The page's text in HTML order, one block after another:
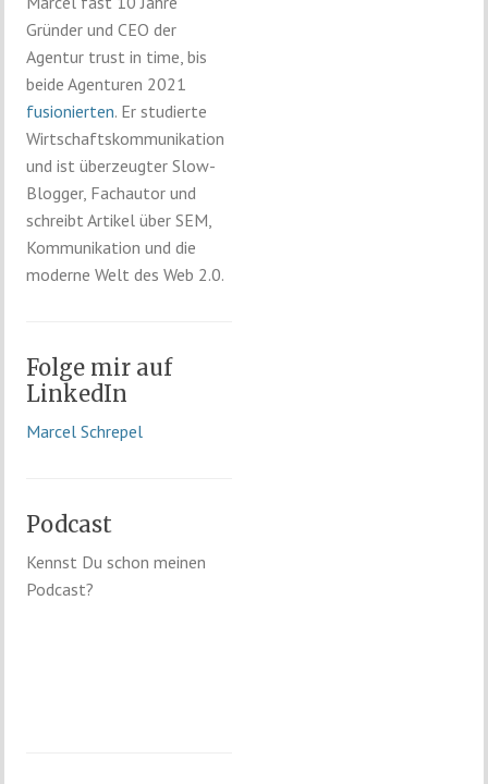
Gründer und CEO der
Agentur trust in time, bis
beide Agenturen 2021
fusionierten. Er studierte
Wirtschaftskommunikation
und ist überzeugter Slow-
Blogger, Fachautor und
schreibt Artikel über SEM,
Kommunikation und die
moderne Welt des Web 2.0.
Folge mir auf
LinkedIn
Marcel Schrepel
Podcast
Kennst Du schon meinen
Podcast?